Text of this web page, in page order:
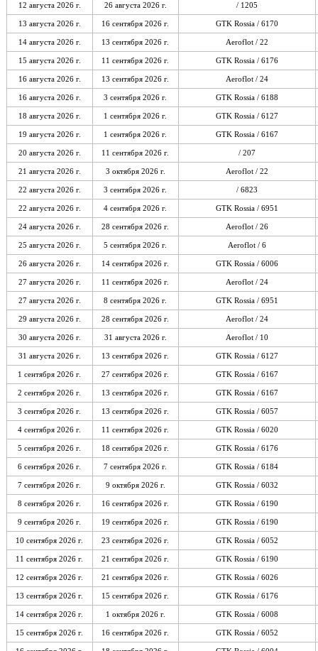
12 августа 2026 г. 26 августа 2026 г. / 1205
13 августа 2026 г. 16 сентября 2026 г. GTK Rossia / 6170
14 августа 2026 г. 13 сентября 2026 г. Aeroflot / 22
15 августа 2026 г. 11 сентября 2026 г. GTK Rossia / 6176
16 августа 2026 г. 13 сентября 2026 г. Aeroflot / 24
16 августа 2026 г. 3 сентября 2026 г. GTK Rossia / 6188
18 августа 2026 г. 1 сентября 2026 г. GTK Rossia / 6127
19 августа 2026 г. 1 сентября 2026 г. GTK Rossia / 6167
20 августа 2026 г. 11 сентября 2026 г. / 207
21 августа 2026 г. 3 октября 2026 г. Aeroflot / 22
22 августа 2026 г. 3 сентября 2026 г. / 6823
22 августа 2026 г. 4 сентября 2026 г. GTK Rossia / 6951
24 августа 2026 г. 28 сентября 2026 г. Aeroflot / 26
25 августа 2026 г. 5 сентября 2026 г. Aeroflot / 6
26 августа 2026 г. 14 сентября 2026 г. GTK Rossia / 6006
27 августа 2026 г. 11 сентября 2026 г. Aeroflot / 24
27 августа 2026 г. 8 сентября 2026 г. GTK Rossia / 6951
29 августа 2026 г. 28 сентября 2026 г. Aeroflot / 24
30 августа 2026 г. 31 августа 2026 г. Aeroflot / 10
31 августа 2026 г. 13 сентября 2026 г. GTK Rossia / 6127
1 сентября 2026 г. 27 сентября 2026 г. GTK Rossia / 6167
2 сентября 2026 г. 13 сентября 2026 г. GTK Rossia / 6167
3 сентября 2026 г. 13 сентября 2026 г. GTK Rossia / 6057
4 сентября 2026 г. 11 сентября 2026 г. GTK Rossia / 6020
5 сентября 2026 г. 18 сентября 2026 г. GTK Rossia / 6176
6 сентября 2026 г. 7 сентября 2026 г. GTK Rossia / 6184
7 сентября 2026 г. 9 октября 2026 г. GTK Rossia / 6032
8 сентября 2026 г. 16 сентября 2026 г. GTK Rossia / 6190
9 сентября 2026 г. 19 сентября 2026 г. GTK Rossia / 6190
10 сентября 2026 г. 23 сентября 2026 г. GTK Rossia / 6052
11 сентября 2026 г. 21 сентября 2026 г. GTK Rossia / 6190
12 сентября 2026 г. 21 сентября 2026 г. GTK Rossia / 6026
13 сентября 2026 г. 15 сентября 2026 г. GTK Rossia / 6176
14 сентября 2026 г. 1 октября 2026 г. GTK Rossia / 6008
15 сентября 2026 г. 16 сентября 2026 г. GTK Rossia / 6052